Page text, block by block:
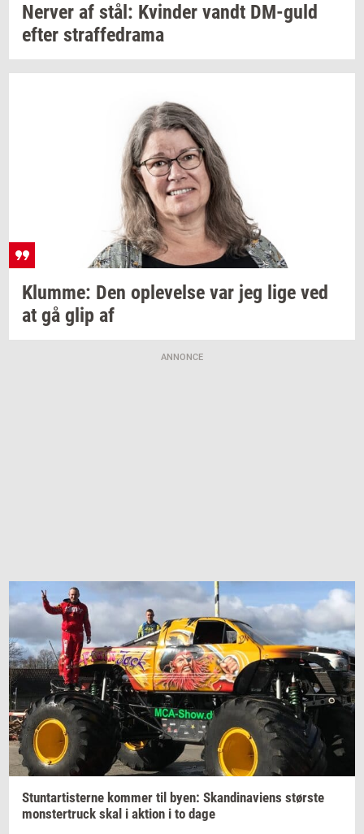
Ner­ver af stål: Kvin­der vandt DM-​guld
efter straf­fed­ra­ma
Klum­me: Den op­le­vel­se var jeg lige ved
at gå glip af
ANNONCE
Stun­tar­ti­ster­ne kom­mer til byen: Skan­di­navi­ens stør­ste
monster­truck skal i ak­tion i to dage